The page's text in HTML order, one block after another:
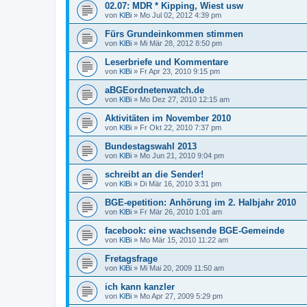
02.07: MDR * Kipping, Wiest usw
von KlBi » Mo Jul 02, 2012 4:39 pm
Fürs Grundeinkommen stimmen
von KlBi » Mi Mär 28, 2012 8:50 pm
Leserbriefe und Kommentare
von KlBi » Fr Apr 23, 2010 9:15 pm
aBGEordnetenwatch.de
von KlBi » Mo Dez 27, 2010 12:15 am
Aktivitäten im November 2010
von KlBi » Fr Okt 22, 2010 7:37 pm
Bundestagswahl 2013
von KlBi » Mo Jun 21, 2010 9:04 pm
schreibt an die Sender!
von KlBi » Di Mär 16, 2010 3:31 pm
BGE-epetition: Anhörung im 2. Halbjahr 2010
von KlBi » Fr Mär 26, 2010 1:01 am
facebook: eine wachsende BGE-Gemeinde
von KlBi » Mo Mär 15, 2010 11:22 am
Fretagsfrage
von KlBi » Mi Mai 20, 2009 11:50 am
ich kann kanzler
von KlBi » Mo Apr 27, 2009 5:29 pm